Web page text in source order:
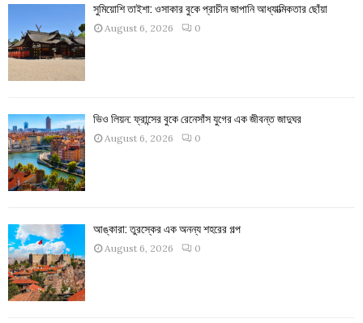
সুমিয়োশি তাইশা: ওসাকার বুকে প্রাচীন জাপানি আধ্যাত্মিকতার ছোঁয়া
August 6, 2026 0
ভিও লিয়ন: ফ্রান্সের বুকে রেনেসাঁস যুগের এক জীবন্ত জাদুঘর
August 6, 2026 0
আঙ্কারা: তুরস্কের এক অনন্য শহরের গল্প
August 6, 2026 0